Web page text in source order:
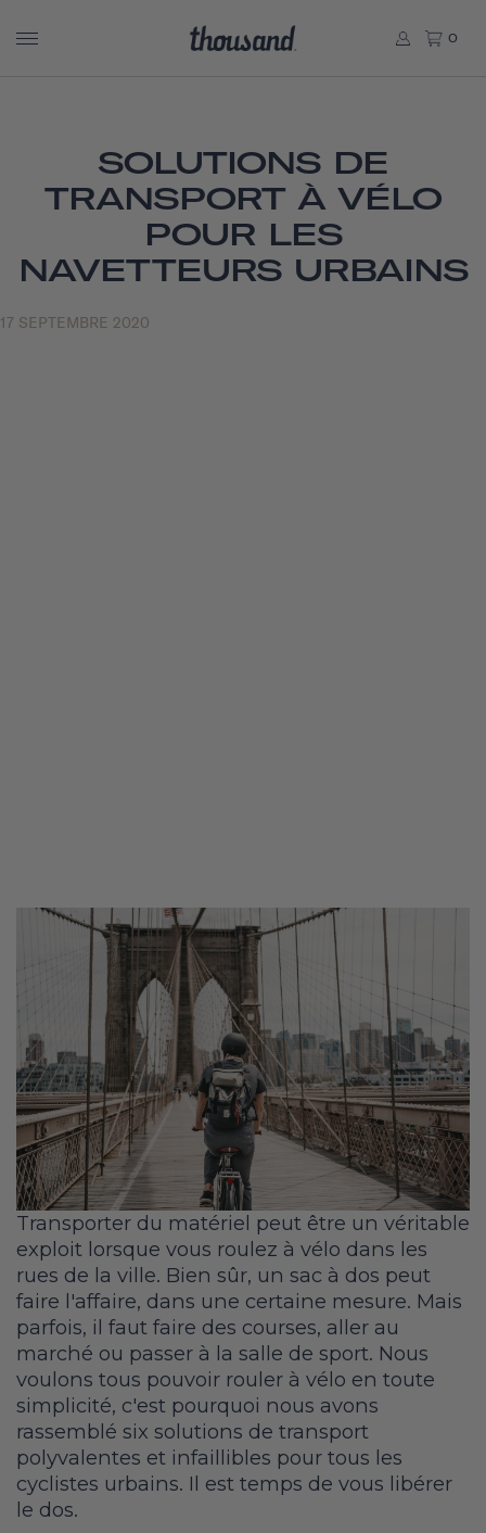
0
SOLUTIONS DE
TRANSPORT À VÉLO
POUR LES
NAVETTEURS URBAINS
17 SEPTEMBRE 2020
Transporter du matériel peut être un véritable
exploit lorsque vous roulez à vélo dans les
rues de la ville. Bien sûr, un sac à dos peut
faire l'affaire, dans une certaine mesure. Mais
parfois, il faut faire des courses, aller au
marché ou passer à la salle de sport. Nous
voulons tous pouvoir rouler à vélo en toute
simplicité, c'est pourquoi nous avons
rassemblé six solutions de transport
polyvalentes et infaillibles pour tous les
cyclistes urbains. Il est temps de vous libérer
le dos.